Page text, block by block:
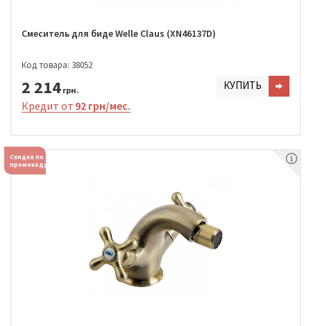
Смеситель для биде Welle Claus (XN46137D)
Код товара: 38052
2 214 грн. КУПИТЬ
Кредит от 92 грн/мес.
Скидка по
промокоду